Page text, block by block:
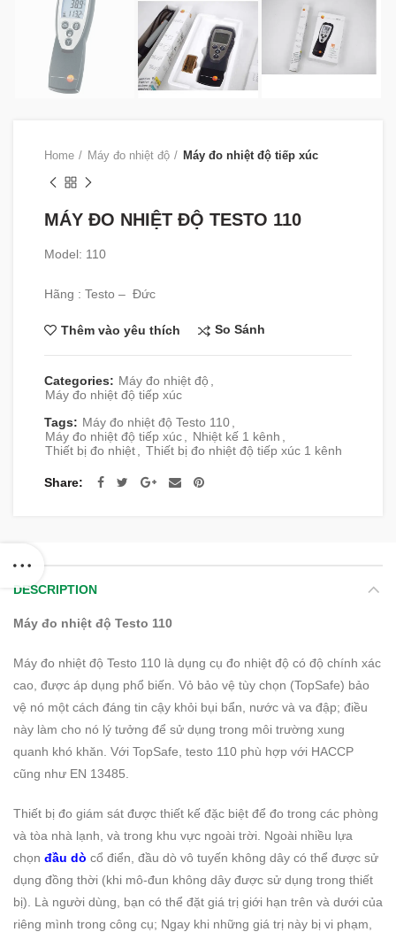
Home Máy đo nhiệt độ Máy đo nhiệt độ tiếp xúc
MÁY ĐO NHIỆT ĐỘ TESTO 110
Model: 110
Hãng : Testo – Đức
Thêm vào yêu thích So Sánh
Categories: Máy đo nhiệt độ
Máy đo nhiệt độ tiếp xúc
Tags: Máy đo nhiệt độ Testo 110
Máy đo nhiệt độ tiếp xúc
Nhiệt kế 1 kênh
Thiết bị đo nhiệt
Thiết bị đo nhiệt độ tiếp xúc 1 kênh
Share
DESCRIPTION
Máy đo nhiệt độ Testo 110
Máy đo nhiệt độ Testo 110 là dụng cụ đo nhiệt độ có độ chính xác
cao, được áp dụng phổ biến. Vỏ bảo vệ tùy chọn (TopSafe) bảo
vệ nó một cách đáng tin cậy khỏi bụi bẩn, nước và va đập; điều
này làm cho nó lý tưởng để sử dụng trong môi trường xung
quanh khó khăn. Với TopSafe, testo 110 phù hợp với HACCP
cũng như EN 13485.
Thiết bị đo giám sát được thiết kế đặc biệt để đo trong các phòng
và tòa nhà lạnh, và trong khu vực ngoài trời. Ngoài nhiều lựa
chọn đầu dò cổ điển, đầu dò vô tuyến không dây có thể được sử
dụng đồng thời (khi mô-đun không dây được sử dụng trong thiết
bị).
Là người dùng, bạn có thể đặt giá trị giới hạn trên và dưới của
riêng mình trong công cụ; Ngay khi những giá trị này bị vi phạm,